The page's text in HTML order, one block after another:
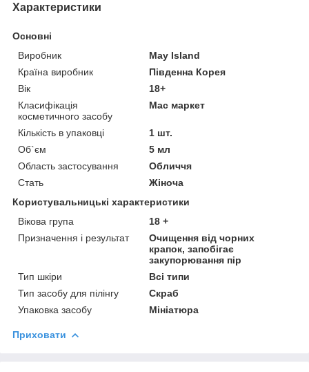
Характеристики
Основні
Виробник
May Island
Країна виробник
Південна Корея
Вік
18+
Класифікація
косметичного засобу
Мас маркет
Кількість в упаковці
1 шт.
Об`єм
5 мл
Область застосування
Обличчя
Стать
Жіноча
Користувальницькі характеристики
Вікова група
18 +
Призначення і результат
Очищення від чорних
крапок, запобігає
закупорювання пір
Тип шкіри
Всі типи
Тип засобу для пілінгу
Скраб
Упаковка засобу
Мініатюра
Приховати